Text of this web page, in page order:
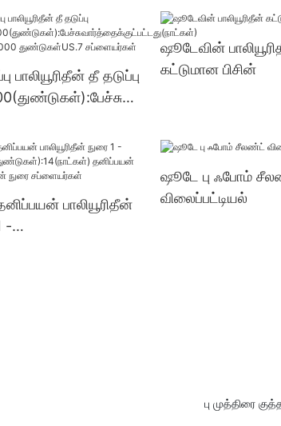
பாலியூரிதீன் தீ தடுப்பு
துண்டுகள்US.7
ஷூடேவின்
கட்டுமான பிசின்
பாலியூரிதீன்
-
ஷூடே பு ஃபோம்
விலைப்பட்டியல்
பு முத்திரை